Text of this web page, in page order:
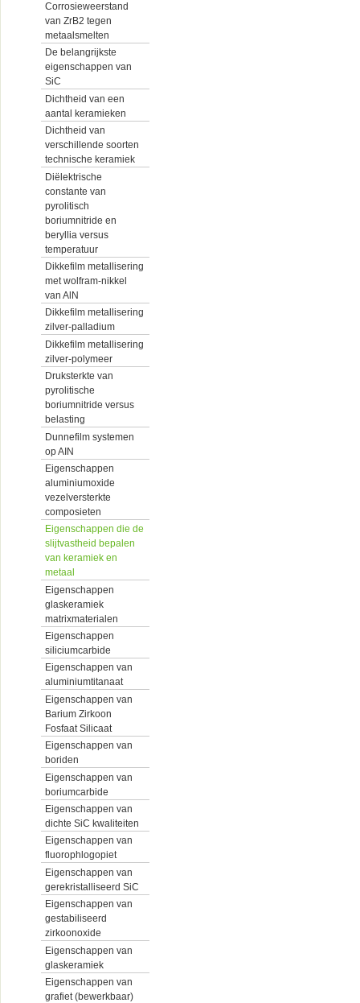
Corrosieweerstand
van ZrB2 tegen
metaalsmelten
De belangrijkste
eigenschappen van
SiC
Dichtheid van een
aantal keramieken
Dichtheid van
verschillende soorten
technische keramiek
Diëlektrische
constante van
pyrolitisch
boriumnitride en
beryllia versus
temperatuur
Dikkefilm metallisering
met wolfram-nikkel
van AlN
Dikkefilm metallisering
zilver-palladium
Dikkefilm metallisering
zilver-polymeer
Druksterkte van
pyrolitische
boriumnitride versus
belasting
Dunnefilm systemen
op AIN
Eigenschappen
aluminiumoxide
vezelversterkte
composieten
Eigenschappen die de
slijtvastheid bepalen
van keramiek en
metaal
Eigenschappen
glaskeramiek
matrixmaterialen
Eigenschappen
siliciumcarbide
Eigenschappen van
aluminiumtitanaat
Eigenschappen van
Barium Zirkoon
Fosfaat Silicaat
Eigenschappen van
boriden
Eigenschappen van
boriumcarbide
Eigenschappen van
dichte SiC kwaliteiten
Eigenschappen van
fluorophlogopiet
Eigenschappen van
gerekristalliseerd SiC
Eigenschappen van
gestabiliseerd
zirkoonoxide
Eigenschappen van
glaskeramiek
Eigenschappen van
grafiet (bewerkbaar)